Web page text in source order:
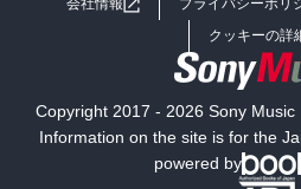
ミステリー
会社情報 プライバシーポリ
クッキーの詳
Copyright 2017 - 2026 Sony
Information on the site is for the
powered by